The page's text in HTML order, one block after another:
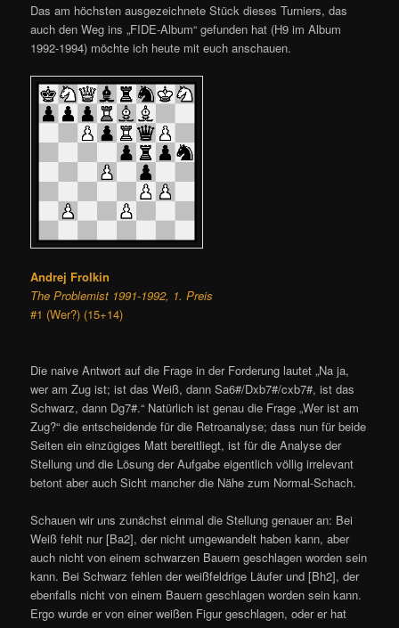
Das am höchsten ausgezeichnete Stück dieses Turniers, das
auch den Weg ins „FIDE-Album“ gefunden hat (H9 im Album
1992-1994) möchte ich heute mit euch anschauen.
Andrej Frolkin
The Problemist 1991-1992, 1. Preis
#1 (Wer?) (15+14)
Die naive Antwort auf die Frage in der Forderung lautet „Na ja,
wer am Zug ist; ist das Weiß, dann Sa6#/Dxb7#/cxb7#, ist das
Schwarz, dann Dg7#.“ Natürlich ist genau die Frage „Wer ist am
Zug?“ die entscheidende für die Retroanalyse; dass nun für beide
Seiten ein einzügiges Matt bereitliegt, ist für die Analyse der
Stellung und die Lösung der Aufgabe eigentlich völlig irrelevant
betont aber auch Sicht mancher die Nähe zum Normal-Schach.
Schauen wir uns zunächst einmal die Stellung genauer an: Bei
Weiß fehlt nur [Ba2], der nicht umgewandelt haben kann, aber
auch nicht von einem schwarzen Bauern geschlagen worden sein
kann. Bei Schwarz fehlen der weißfeldrige Läufer und [Bh2], der
ebenfalls nicht von einem Bauern geschlagen worden sein kann.
Ergo wurde er von einer weißen Figur geschlagen, oder er hat